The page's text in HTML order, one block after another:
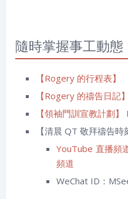
隨時掌握事工動態
【Rogery 的行程表】
【Rogery 的禱告日記】
【領袖門訓宣教計劃
【清晨 QT 敬拜禱告時
YouTube 直播頻
頻道
WeChat ID：